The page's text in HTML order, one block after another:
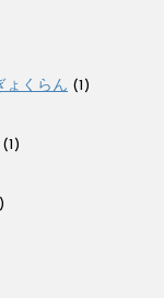
ょくらん (1)
(1)